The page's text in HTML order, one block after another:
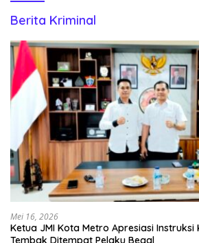
Berita Kriminal
Mei 16, 2026
Ketua JMI Kota Metro Apresiasi
Tembak Ditempat Pelaku Begal